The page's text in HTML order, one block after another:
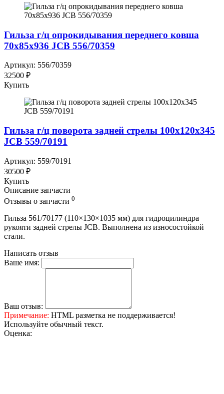
Гильза г/ц опрокидывания переднего ковша
70x85x936 JCB 556/70359
Артикул: 556/70359
32500 ₽
Купить
Гильза г/ц поворота задней стрелы 100x120x345
JCB 559/70191
Артикул: 559/70191
30500 ₽
Купить
Описание запчасти
Отзывы о запчасти 0
Гильза 561/70177 (110×130×1035 мм) для гидроцилиндра
рукояти задней стрелы JCB. Выполнена из износостойкой
стали.
Написать отзыв
Ваше имя:
Ваш отзыв:
Примечание: HTML разметка не поддерживается!
Используйте обычный текст.
Оценка: